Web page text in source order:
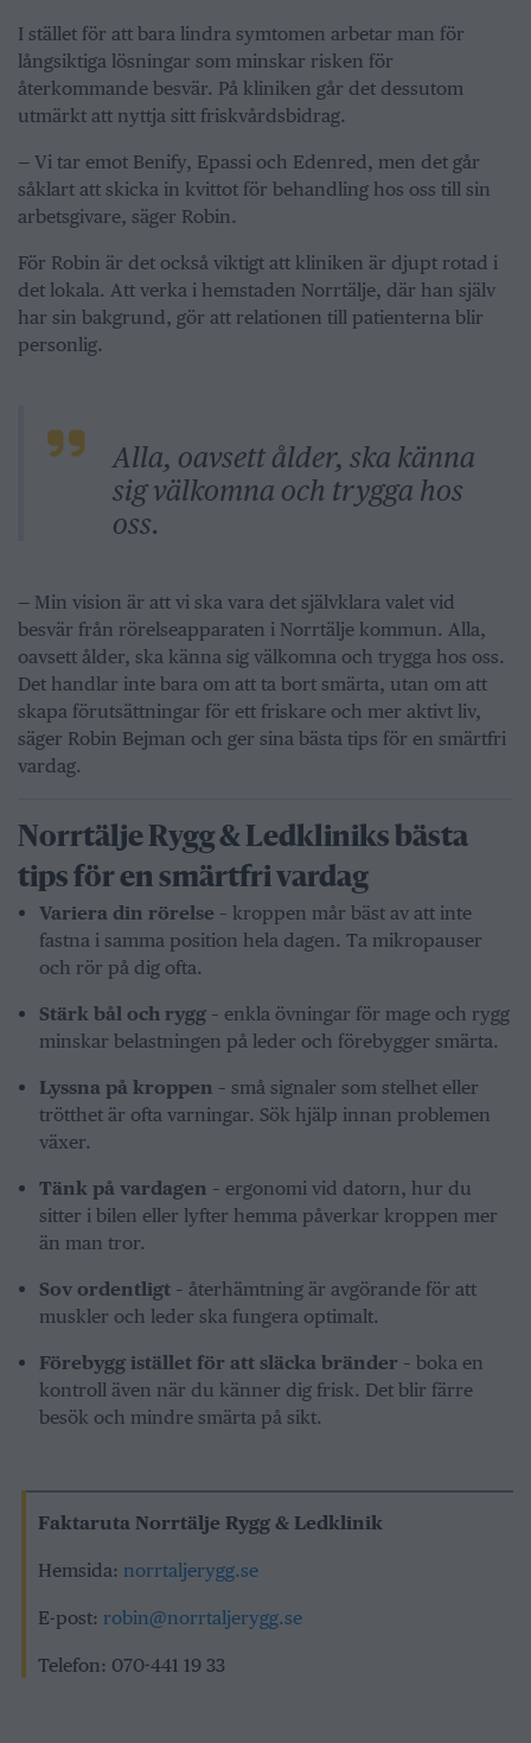
I stället för att bara lindra symtomen arbetar man för
långsiktiga lösningar som minskar risken för
återkommande besvär. På kliniken går det dessutom
utmärkt att nyttja sitt friskvårdsbidrag.
— Vi tar emot Benify, Epassi och Edenred, men det går
såklart att skicka in kvittot för behandling hos oss till sin
arbetsgivare, säger Robin.
För Robin är det också viktigt att kliniken är djupt rotad i
det lokala. Att verka i hemstaden Norrtälje, där han själv
har sin bakgrund, gör att relationen till patienterna blir
personlig.
Alla, oavsett ålder, ska känna
sig välkomna och trygga hos
oss.
— Min vision är att vi ska vara det självklara valet vid
besvär från rörelseapparaten i Norrtälje kommun. Alla,
oavsett ålder, ska känna sig välkomna och trygga hos oss.
Det handlar inte bara om att ta bort smärta, utan om att
skapa förutsättningar för ett friskare och mer aktivt liv,
säger Robin Bejman och ger sina bästa tips för en smärtfri
vardag.
Norrtälje Rygg & Ledkliniks bästa
tips för en smärtfri vardag
Variera din rörelse – kroppen mår bäst av att inte
fastna i samma position hela dagen. Ta mikropauser
och rör på dig ofta.
Stärk bål och rygg – enkla övningar för mage och rygg
minskar belastningen på leder och förebygger smärta.
Lyssna på kroppen – små signaler som stelhet eller
trötthet är ofta varningar. Sök hjälp innan problemen
växer.
Tänk på vardagen – ergonomi vid datorn, hur du
sitter i bilen eller lyfter hemma påverkar kroppen mer
än man tror.
Sov ordentligt – återhämtning är avgörande för att
muskler och leder ska fungera optimalt.
Förebygg istället för att släcka bränder – boka en
kontroll även när du känner dig frisk. Det blir färre
besök och mindre smärta på sikt.
Faktaruta Norrtälje Rygg & Ledklinik
Hemsida: norrtaljerygg.se
E-post: robin@norrtaljerygg.se
Telefon: 070-441 19 33